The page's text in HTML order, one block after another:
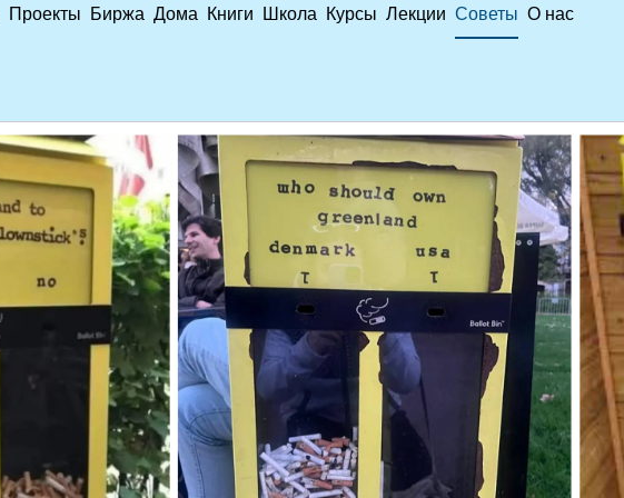
Проекты Биржа Дома Книги Школа Курсы Лекции Советы О нас